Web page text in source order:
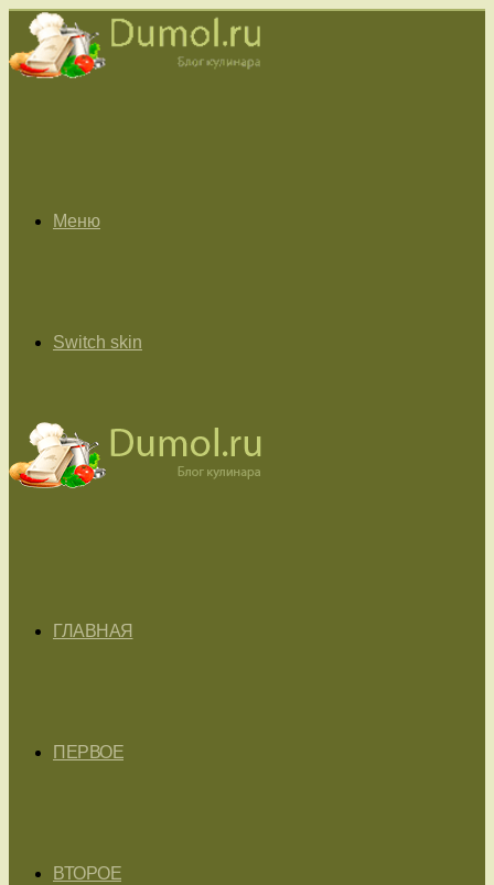
Меню
Switch skin
ГЛАВНАЯ
ПЕРВОЕ
ВТОРОЕ